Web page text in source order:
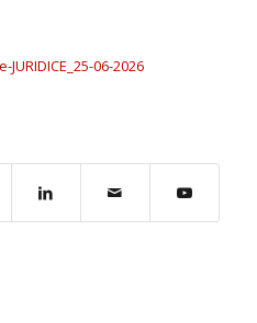
06-2026